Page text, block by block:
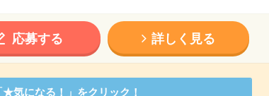
応募する 詳しく見る
気になる！」をクリック！